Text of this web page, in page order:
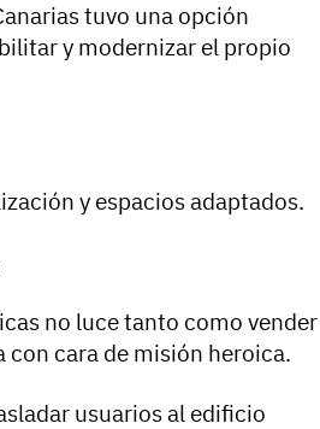
tuvo una opción
y modernizar el propio
y espacios adaptados.
no luce tanto como vender
con cara de misión heroica.
usuarios al edificio